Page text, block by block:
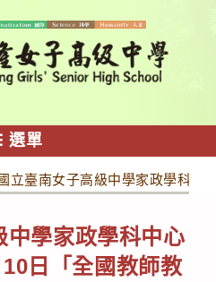
選單
立臺南女子高級中學家政學科中
中學家政學科中心
日「全國教師教